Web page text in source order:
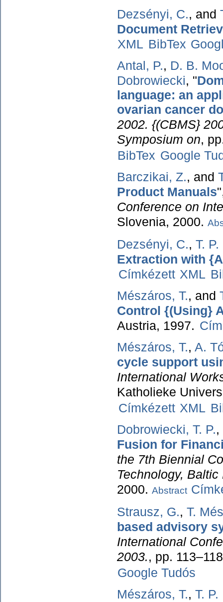
Dezsényi, C., and
Document
XML BibTex
Antal, P., D. B.
Dobrowiecki, "
language: an
ovarian cancer
2002. {(CBMS}
Symposium on,
BibTex Google
Barczikai, Z., and
Product Manuals
Conference on
Slovenia, 2000.
Dezsényi, C., T.
Extraction with
Címkézett XML
Mészáros, T., and
Control {(Using}
Austria, 1997.
Mészáros, T., A.
cycle support
International
Katholieke
Címkézett XML
Dobrowiecki, T. P.,
Fusion for
the 7th Biennial
Technology,
2000. Abstract
Strausz, G., T.
based advisory
International
2003., pp.
Google Tudós
Mészáros, T., T.